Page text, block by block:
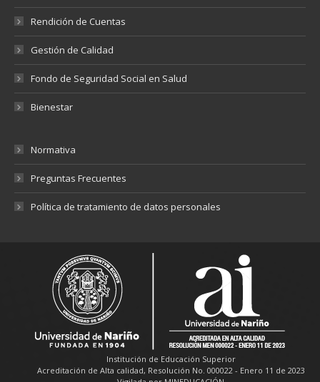
Rendición de Cuentas
Gestión de Calidad
Fondo de Seguridad Social en Salud
Bienestar
Normativa
Preguntas Frecuentes
Política de tratamiento de datos personales
Institución de Educación Superior
Acreditación de Alta calidad, Resolución No. 000022 - Enero 11 de 2023